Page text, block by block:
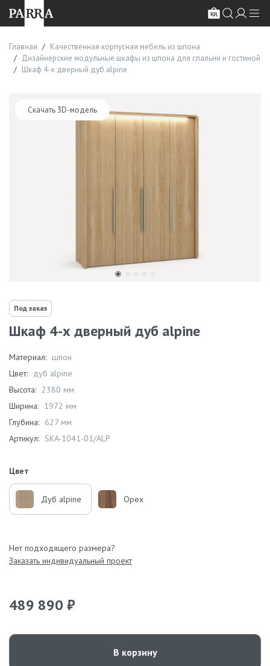
Главная
Качественная корпусная мебель из шпона
Дизайнерские модульные шкафы из шпона для спальни и гостиной
Шкаф 4-х дверный дуб alpine
Скачать 3D-модель
Под заказ
Шкаф 4-х дверный дуб alpine
Материал: шпон
Цвет: дуб alpine
Высота: 2380 мм
Ширина: 1972 мм
Глубина: 627 мм
Артикул: SKA-1041-01/ALP
Цвет
Дуб alpine Орех
Нет подходящего размера?
Заказать индивидуальный проект
489 890 ₽
В корзину